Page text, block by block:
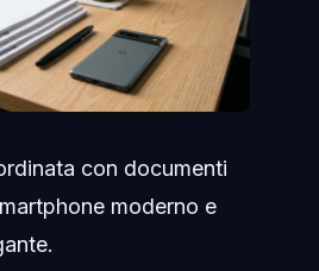
con documenti
moderno e